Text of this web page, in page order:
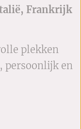
Frankrijk
plekken
persoonlijk en